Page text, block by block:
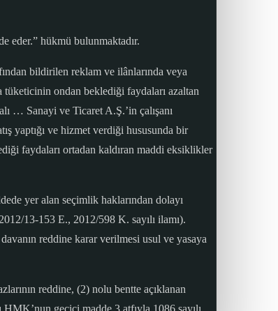
eder.” hükmü bulunmaktadır.
bildirilen reklam ve ilânlarında veya
tüketicinin ondan beklediği faydaları azaltan
… Sanayi ve Ticaret A.Ş.’in çalışanı
yaptığı ve hizmet verdiği hususunda bir
faydaları ortadan kaldıran maddi eksiklikler
yer alan seçimlik haklarından dolayı
13-153 E., 2012/598 K. sayılı ilamı).
reddine karar verilmesi usul ve yasaya
reddine, (2) nolu bentte açıklanan